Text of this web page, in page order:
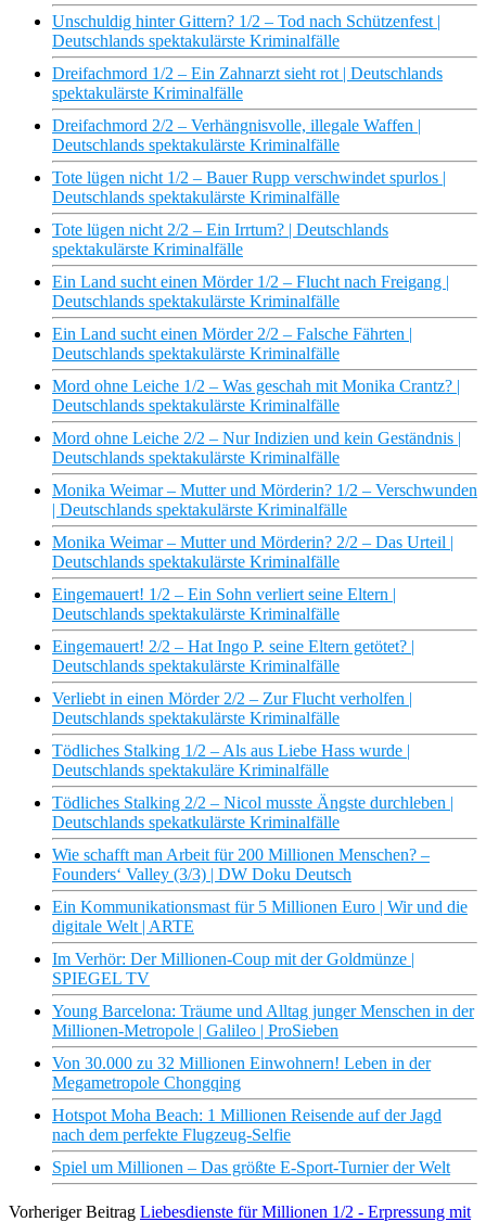
Unschuldig hinter Gittern? 1/2 – Tod nach Schützenfest |
Deutschlands spektakulärste Kriminalfälle
Dreifachmord 1/2 – Ein Zahnarzt sieht rot | Deutschlands
spektakulärste Kriminalfälle
Dreifachmord 2/2 – Verhängnisvolle, illegale Waffen |
Deutschlands spektakulärste Kriminalfälle
Tote lügen nicht 1/2 – Bauer Rupp verschwindet spurlos |
Deutschlands spektakulärste Kriminalfälle
Tote lügen nicht 2/2 – Ein Irrtum? | Deutschlands
spektakulärste Kriminalfälle
Ein Land sucht einen Mörder 1/2 – Flucht nach Freigang |
Deutschlands spektakulärste Kriminalfälle
Ein Land sucht einen Mörder 2/2 – Falsche Fährten |
Deutschlands spektakulärste Kriminalfälle
Mord ohne Leiche 1/2 – Was geschah mit Monika Crantz? |
Deutschlands spektakulärste Kriminalfälle
Mord ohne Leiche 2/2 – Nur Indizien und kein Geständnis |
Deutschlands spektakulärste Kriminalfälle
Monika Weimar – Mutter und Mörderin? 1/2 – Verschwunden
| Deutschlands spektakulärste Kriminalfälle
Monika Weimar – Mutter und Mörderin? 2/2 – Das Urteil |
Deutschlands spektakulärste Kriminalfälle
Eingemauert! 1/2 – Ein Sohn verliert seine Eltern |
Deutschlands spektakulärste Kriminalfälle
Eingemauert! 2/2 – Hat Ingo P. seine Eltern getötet? |
Deutschlands spektakulärste Kriminalfälle
Verliebt in einen Mörder 2/2 – Zur Flucht verholfen |
Deutschlands spektakulärste Kriminalfälle
Tödliches Stalking 1/2 – Als aus Liebe Hass wurde |
Deutschlands spektakuläre Kriminalfälle
Tödliches Stalking 2/2 – Nicol musste Ängste durchleben |
Deutschlands spekatkulärste Kriminalfälle
Wie schafft man Arbeit für 200 Millionen Menschen? –
Founders‘ Valley (3/3) | DW Doku Deutsch
Ein Kommunikationsmast für 5 Millionen Euro | Wir und die
digitale Welt | ARTE
Im Verhör: Der Millionen-Coup mit der Goldmünze |
SPIEGEL TV
Young Barcelona: Träume und Alltag junger Menschen in der
Millionen-Metropole | Galileo | ProSieben
Von 30.000 zu 32 Millionen Einwohnern! Leben in der
Megametropole Chongqing
Hotspot Moha Beach: 1 Millionen Reisende auf der Jagd
nach dem perfekte Flugzeug-Selfie
Spiel um Millionen – Das größte E-Sport-Turnier der Welt
Vorheriger Beitrag Liebesdienste für Millionen 1/2 - Erpressung mit